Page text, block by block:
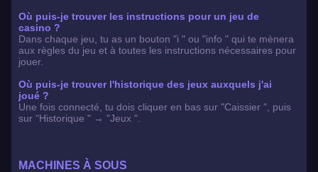
Où puis-je trouver les instructions pour un jeu de
casino ?
Dans chaque jeu, tu as un bouton "i " ou "info " qui te mènera
aux règles du jeu et à toutes les instructions nécessaires pour
jouer.
Où puis-je trouver l'historique des jeux auxquels j'ai
joué ?
Une fois connecté, tu dois cliquer en bas sur "Caissier ", puis
sur "Historique " → "Jeux ".
MACHINES À SOUS